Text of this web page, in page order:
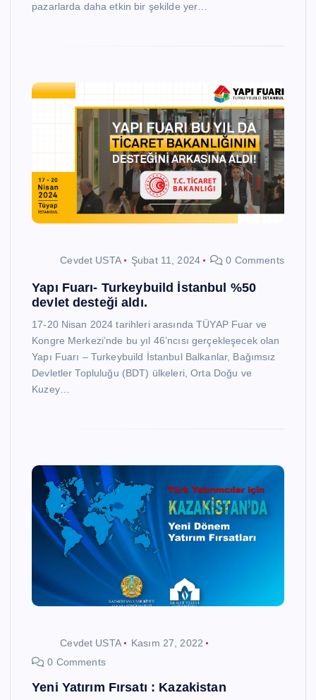
pazarlarda daha etkin bir şekilde yer…
Cevdet USTA Şubat 11, 2024 0 Comments
Yapı Fuarı- Turkeybuild İstanbul %50
devlet desteği aldı.
17-20 Nisan 2024 tarihleri arasında TÜYAP Fuar ve
Kongre Merkezi’nde bu yıl 46’ncısı gerçekleşecek olan
Yapı Fuarı – Turkeybuild İstanbul Balkanlar, Bağımsız
Devletler Topluluğu (BDT) ülkeleri, Orta Doğu ve
Kuzey…
Cevdet USTA
Kasım 27, 2022
0 Comments
Yeni Yatırım Fırsatı : Kazakistan